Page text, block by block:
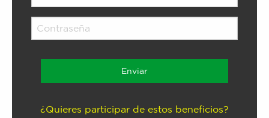
¿Quieres participar de estos beneficios?